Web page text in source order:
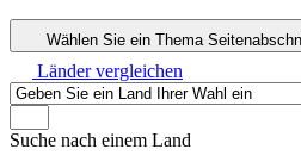
Wählen Sie ein Thema
Länder vergleichen
Suche nach einem Land